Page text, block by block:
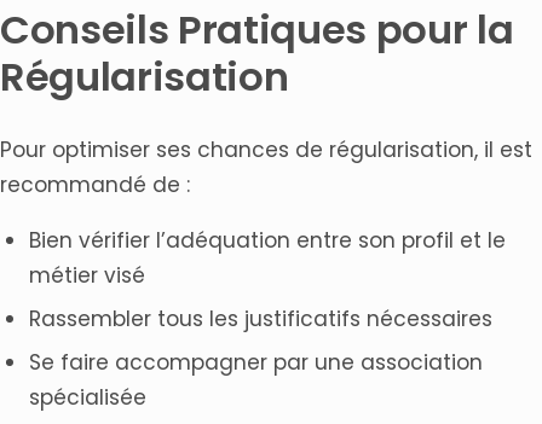
Conseils Pratiques pour la
Régularisation
Pour optimiser ses chances de régularisation, il est
recommandé de :
Bien vérifier l’adéquation entre son profil et le
métier visé
Rassembler tous les justificatifs nécessaires
Se faire accompagner par une association
spécialisée